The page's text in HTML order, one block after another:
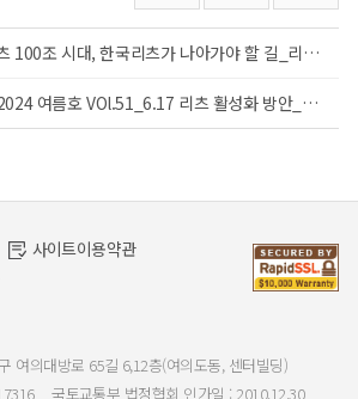
24.3Q-리츠 100조 시대, 한국리츠가 나아가야 할 길_리츠연구원
리츠저널 2024 여름호 VOl.51_6.17 리츠 활성화 방안_리츠연구원
사이트이용약관
여의대방로 65길 6,12층(여의도동, 센터빌딩)
국토교통부 법정협회 인가일 : 2010.12.30